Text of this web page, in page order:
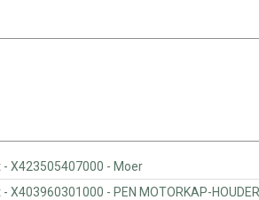
Fendt - X423505407000 - Moer
Fendt - X403960301000 - PEN MOTORKAP-HOUDER